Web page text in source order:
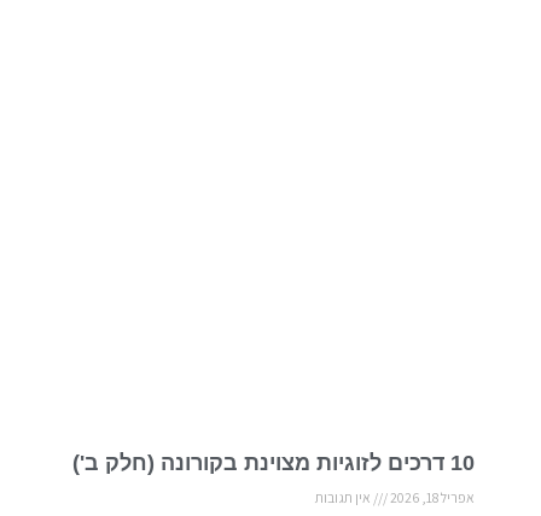
10 דרכים לזוגיות מצוינת בקורונה (חלק ב')
אפריל 18, 2026 אין תגובות